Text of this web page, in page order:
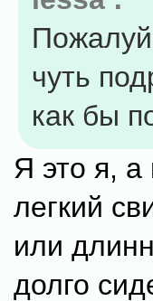
чуть
как бы
Я это я, а
легкий
или
долго